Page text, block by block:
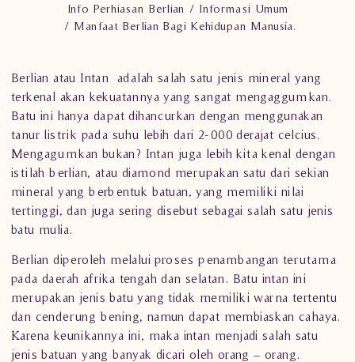
Info Perhiasan Berlian
Informasi Umum
Manfaat Berlian Bagi Kehidupan Manusia.
Berlian atau Intan
adalah salah satu jenis mineral yang
terkenal akan kekuatannya yang sangat mengaggumkan.
Batu ini hanya dapat dihancurkan dengan menggunakan
tanur listrik pada suhu lebih dari 2-000 derajat celcius.
Mengagumkan bukan? Intan juga lebih kita kenal dengan
istilah berlian, atau diamond merupakan satu dari sekian
mineral yang berbentuk batuan, yang memiliki nilai
tertinggi, dan juga sering disebut sebagai salah satu jenis
batu mulia.
Berlian diperoleh melalui proses penambangan terutama
pada daerah afrika tengah dan selatan. Batu intan ini
merupakan jenis batu yang tidak memiliki warna tertentu
dan cenderung bening, namun dapat membiaskan cahaya.
Karena keunikannya ini, maka intan menjadi salah satu
jenis batuan yang banyak dicari oleh orang – orang.